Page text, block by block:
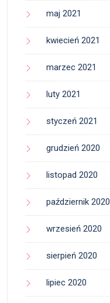
maj 2021
kwiecień 2021
marzec 2021
luty 2021
styczeń 2021
grudzień 2020
listopad 2020
październik 2020
wrzesień 2020
sierpień 2020
lipiec 2020